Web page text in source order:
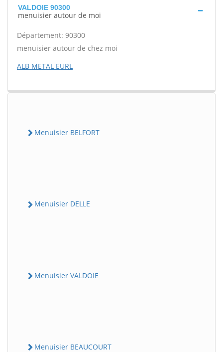
VALDOIE 90300
menuisier autour de moi
Département: 90300
menuisier autour de chez moi
ALB METAL EURL
Menuisier BELFORT
Menuisier DELLE
Menuisier VALDOIE
Menuisier BEAUCOURT